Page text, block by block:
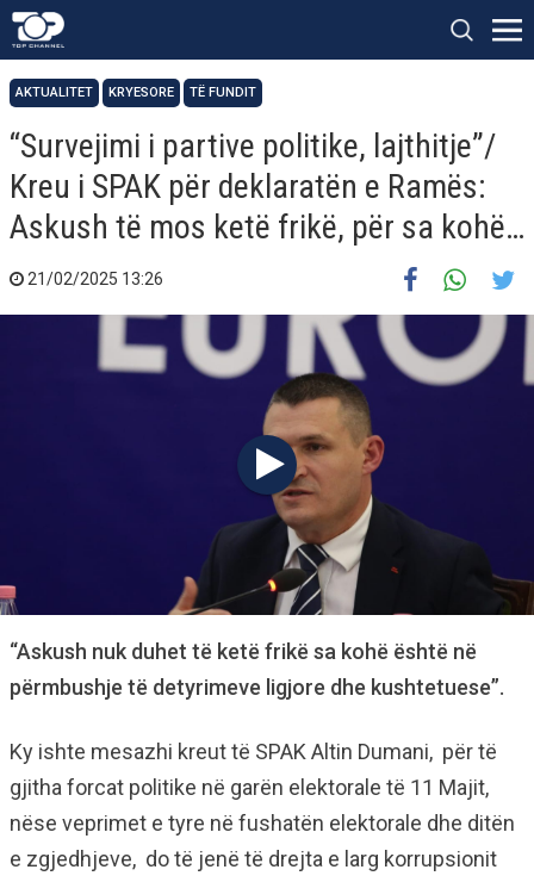
AKTUALITET KRYESORE TË FUNDIT
“Survejimi i partive politike, lajthitje”/
Kreu i SPAK për deklaratën e Ramës:
Askush të mos ketë frikë, për sa kohë…
21/02/2025 13:26
“Askush nuk duhet të ketë frikë sa kohë është në
përmbushje të detyrimeve ligjore dhe kushtetuese”.
Ky ishte mesazhi kreut të SPAK Altin Dumani, për të
gjitha forcat politike në garën elektorale të 11 Majit,
nëse veprimet e tyre në fushatën elektorale dhe ditën
e zgjedhjeve, do të jenë të drejta e larg korrupsionit